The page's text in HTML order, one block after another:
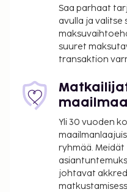
raikasta juotavaa.
tarjotaan päivittäin
Maksu
8 EUR lapsille
Pyyhkeet ovat
asiakkaat voivat
Yllä oleva luettelo ei
takuumaksut eivät
saattavat muuttua.
Saa parhaat
avulla ja valitse
suuret
transaktion
maailmaa
Yli 30 vuoden
ryhmää.
johtavat